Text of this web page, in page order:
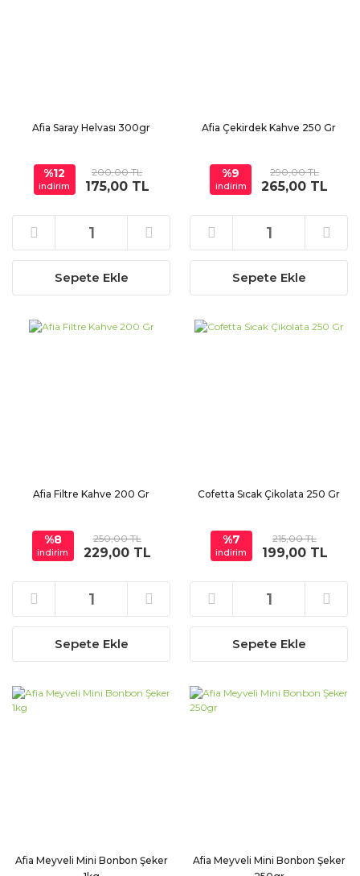
Afia Saray Helvası 300gr
%12
indirim
200,00 TL
175,00 TL
Sepete Ekle
Afia Çekirdek Kahve 250 Gr
%9
indirim
290,00 TL
265,00 TL
Sepete Ekle
Afia Filtre Kahve 200 Gr
%8
indirim
250,00 TL
229,00 TL
Sepete Ekle
Cofetta Sıcak Çikolata 250 Gr
%7
indirim
215,00 TL
199,00 TL
Sepete Ekle
Afia Meyveli Mini Bonbon Şeker
Afia Meyveli Mini Bonbon Şeker